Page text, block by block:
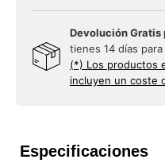
Devolución Gratis
tienes 14 días
(*) Los productos
incluyen un coste
Especificaciones